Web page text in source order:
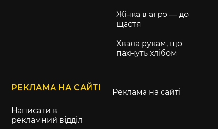
Жінка в агро — до
щастя
Хвала рукам, що
пахнуть хлібом
РЕКЛАМА НА САЙТІ
Написати в
рекламний відділ
Реклама на сайті